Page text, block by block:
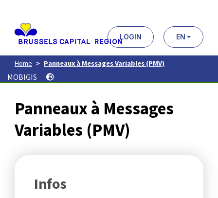
contenu
principal
LOGIN EN
Home Panneaux à Messages Variables (PMV)
MOBIGIS
Panneaux à Messages
Variables (PMV)
Infos